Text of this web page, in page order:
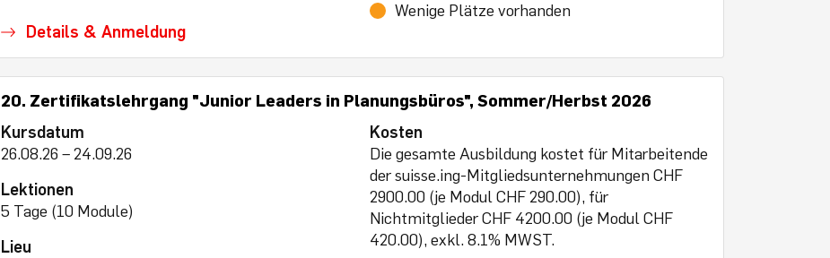
Wenige Plätze vorhanden
Details & Anmeldung
20. Zertifikatslehrgang "Junior Leaders in Planungsbüros", Sommer/Herbst 2026
Kursdatum
26.08.26 – 24.09.26
Lektionen
5 Tage (10 Module)
Lieu
Kosten
Die gesamte Ausbildung kostet für Mitarbeitende
der suisse.ing-Mitgliedsunternehmungen CHF
2900.00 (je Modul CHF 290.00), für
Nichtmitglieder CHF 4200.00 (je Modul CHF
420.00), exkl. 8.1% MWST.